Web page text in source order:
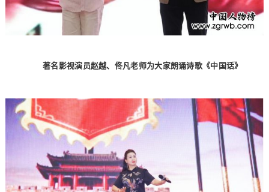
著名影视演员赵越、佟凡老师为大家朗诵诗歌《中国话》